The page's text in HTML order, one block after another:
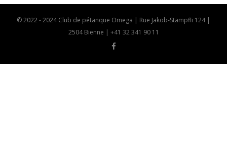
© 2022 - 2024 Club de pétanque Omega | Rue Jakob-Stämpfli 124 |
2504 Bienne | +41 32 341 90 11